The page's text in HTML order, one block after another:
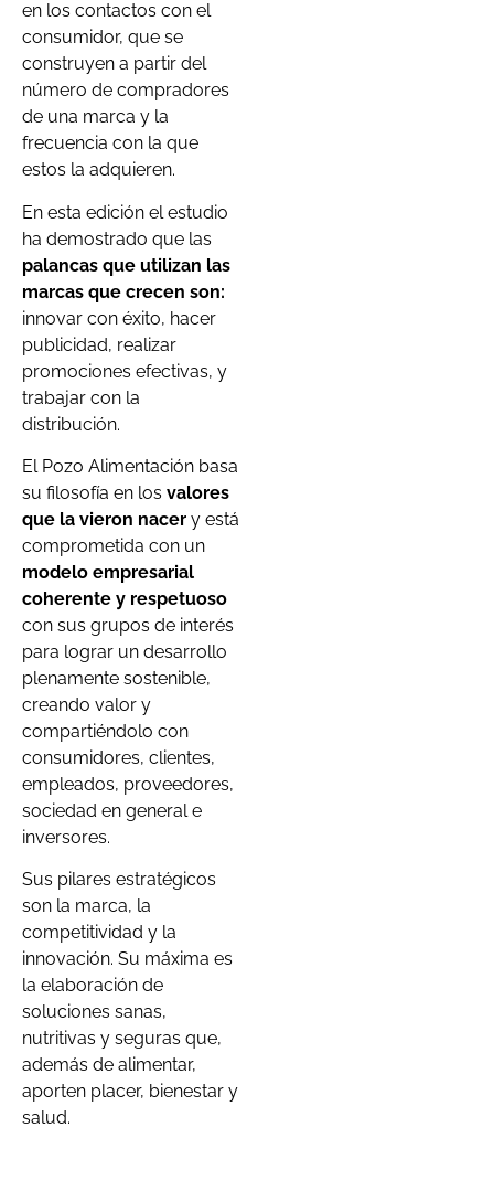
en los contactos con el
consumidor, que se
construyen a partir del
número de compradores
de una marca y la
frecuencia con la que
estos la adquieren.
En esta edición el estudio
ha demostrado que las
palancas que utilizan las
marcas que crecen son:
innovar con éxito, hacer
publicidad, realizar
promociones efectivas, y
trabajar con la
distribución.
El Pozo Alimentación basa
su filosofía en los valores
que la vieron nacer y está
comprometida con un
modelo empresarial
coherente y respetuoso
con sus grupos de interés
para lograr un desarrollo
plenamente sostenible,
creando valor y
compartiéndolo con
consumidores, clientes,
empleados, proveedores,
sociedad en general e
inversores.
Sus pilares estratégicos
son la marca, la
competitividad y la
innovación. Su máxima es
la elaboración de
soluciones sanas,
nutritivas y seguras que,
además de alimentar,
aporten placer, bienestar y
salud.